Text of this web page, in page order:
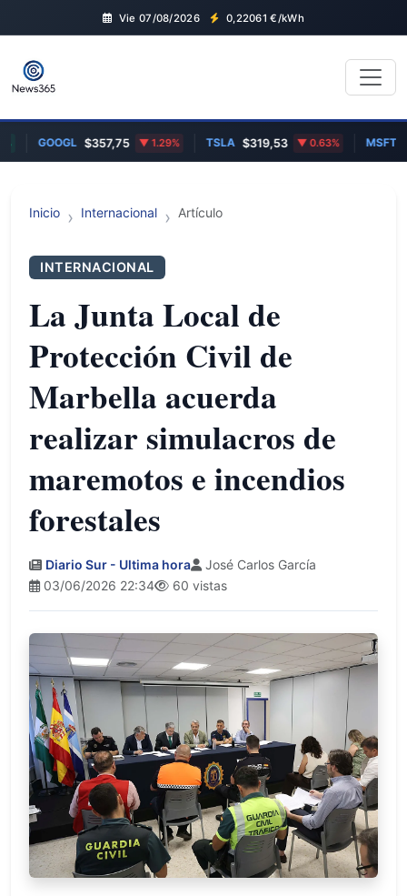
Vie 07/08/2026 0,22061 €/kWh
GOOGL $357,75 1.29% TSLA $319,53 0.63% MSFT
Inicio Internacional Artículo
INTERNACIONAL
La Junta Local de
Protección Civil de
Marbella acuerda
realizar simulacros de
maremotos e incendios
forestales
Diario Sur - Ultima hora
José Carlos García
03/06/2026 22:34
60 vistas